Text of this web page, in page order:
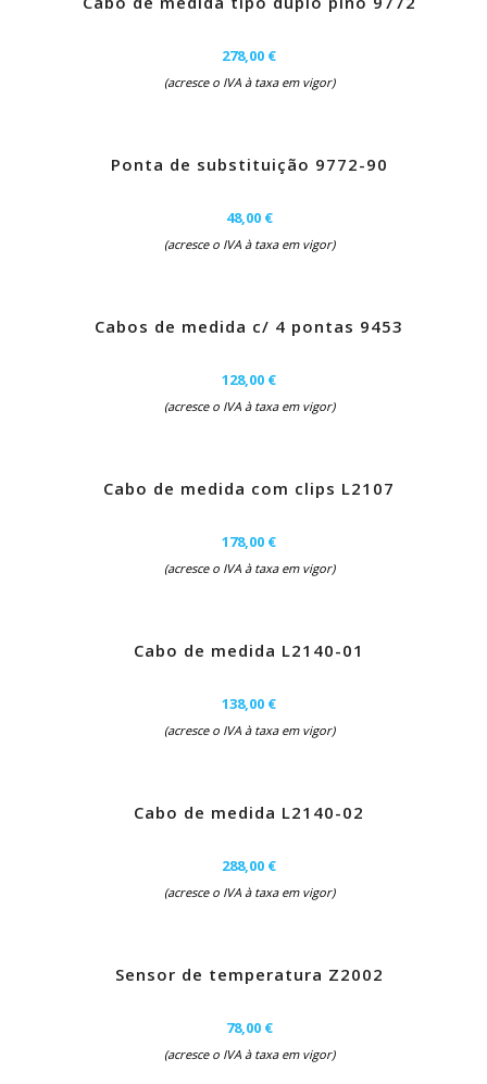
278,00 €
(acresce o IVA à taxa em vigor)
Ponta de substituição 9772-90
48,00 €
(acresce o IVA à taxa em vigor)
Cabos de medida c/ 4 pontas 9453
128,00 €
(acresce o IVA à taxa em vigor)
Cabo de medida com clips L2107
178,00 €
(acresce o IVA à taxa em vigor)
Cabo de medida L2140-01
138,00 €
(acresce o IVA à taxa em vigor)
Cabo de medida L2140-02
288,00 €
(acresce o IVA à taxa em vigor)
Sensor de temperatura Z2002
78,00 €
(acresce o IVA à taxa em vigor)